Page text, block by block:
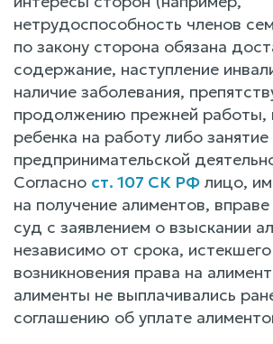
нетрудоспособность членов
по закону сторона обязана
содержание, наступление
наличие заболевания,
продолжению прежней работы,
ребенка на работу либо занятие
предпринимательской
Согласно ст. 107 СК РФ лицо,
на получение алиментов,
суд с заявлением о взыскании
независимо от срока,
возникновения права на
алименты не выплачивались
соглашению об уплате